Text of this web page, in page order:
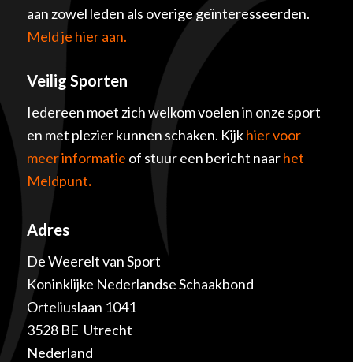
aan zowel leden als overige geïnteresseerden.
Meld je hier aan.
Veilig Sporten
Iedereen moet zich welkom voelen in onze sport
en met plezier kunnen schaken. Kijkhier voor
meer informatie of stuur een bericht naarhet
Meldpunt.
Adres
De Weerelt van Sport
Koninklijke Nederlandse Schaakbond
Orteliuslaan 1041
3528 BE Utrecht
Nederland